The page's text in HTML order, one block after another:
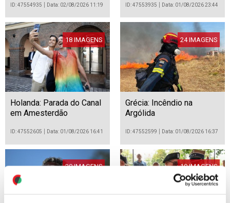
ID: 47554935 Data: 02/08/2026 11:19
Oliveira
ID: 47553935 Data: 01/08/2026 23:44
18 IMAGENS
Holanda: Parada do Canal
em Amesterdão
ID: 47552605 Data: 01/08/2026 16:41
24 IMAGENS
Grécia: Incêndio na
Argólida
ID: 47552599 Data: 01/08/2026 16:37
20 IMAGENS 19 IMAGENS